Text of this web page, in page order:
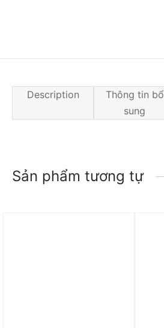
Description
Thông tin bổ
sung
Sản phẩm tương tự